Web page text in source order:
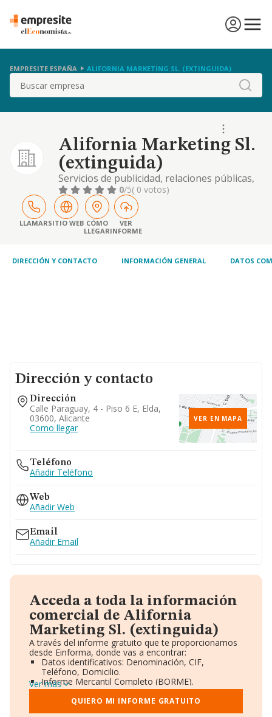
EMPRESITE ESPAÑA ALIFORNIA MARKETING SL. (EXTINGUIDA)
Buscar
Alifornia Marketing Sl.
(extinguida)
Servicios de publicidad, relaciones públicas,
prestación de servicios en el sector de la
comunicación y la publicidad, especialmente
en lo relativo a la creación, planificación,
coordinación, intermediación publicitaria,
control y ejecución de campañas
realización d
0/5( 0 votos)
LLAMARSITIO WEB CÓMO
LLEGAR
VER
INFORME
DIRECCIÓN Y CONTACTO INFORMACIÓN GENERAL DATOS
Dirección y contacto
Dirección
Calle Paraguay, 4 - Piso 6 E, Elda,
03600, Alicante
Como llegar
VER EN MAPA
Teléfono
Añadir Teléfono
Web
Añadir Web
Email
Añadir Email
Acceda a toda la información
comercial de Alifornia
Marketing Sl. (extinguida)
A través del informe gratuito que te proporcionamos
desde Einforma, donde vas a encontrar:
Datos identificativos: Denominación, CIF,
Teléfono, Domicilio.
Informe Mercantil Completo (BORME).
Gráficos de Evolución Ventas y Empleados.
Consejo de Administración y Administradores.
Directivos y Ejecutivos.
Ver más
QUIERO MI INFORME GRATUITO